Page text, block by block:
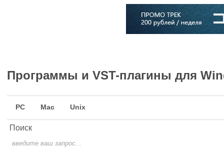
Программы и VST-плагины для
PC Mac Unix
Поиск